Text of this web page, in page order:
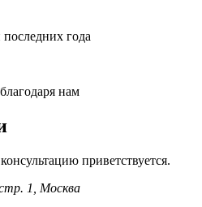
года
нам
приветствуется.
1
Москва